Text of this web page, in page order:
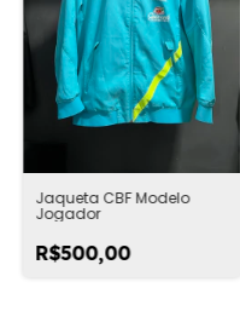
Jaqueta CBF Modelo
Jogador
R$500,00